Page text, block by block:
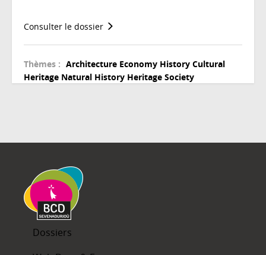
Consulter le dossier
Thèmes : Architecture Economy History Cultural
Heritage Natural History Heritage Society
Dossiers